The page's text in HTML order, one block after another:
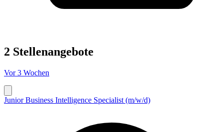
2 Stellenangebote
Vor 3 Wochen
Junior Business Intelligence Specialist (m/w/d)